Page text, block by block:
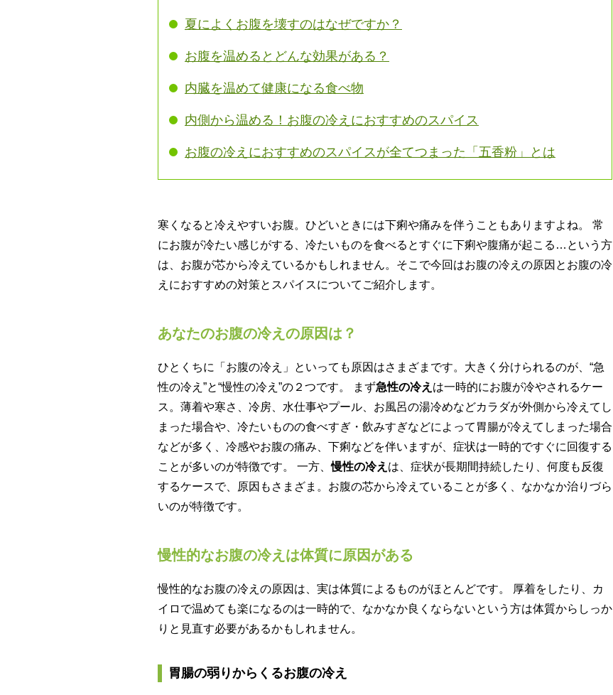
夏によくお腹を壊すのはなぜですか？
お腹を温めるとどんな効果がある？
内臓を温めて健康になる食べ物
内側から温める！お腹の冷えにおすすめのスパイス
お腹の冷えにおすすめのスパイスが全てつまった「五香粉」とは
寒くなると冷えやすいお腹。ひどいときには下痢や痛みを伴うこともありますよね。 常
にお腹が冷たい感じがする、冷たいものを食べるとすぐに下痢や腹痛が起こる…という方
は、お腹が芯から冷えているかもしれません。そこで今回はお腹の冷えの原因とお腹の冷
えにおすすめの対策とスパイスについてご紹介します。
あなたのお腹の冷えの原因は？
ひとくちに「お腹の冷え」といっても原因はさまざまです。大きく分けられるのが、“急
性の冷え”と“慢性の冷え”の２つです。 まず急性の冷え は一時的にお腹が冷やされるケー
ス。薄着や寒さ、冷房、水仕事やプール、お風呂の湯冷めなどカラダが外側から冷えてし
まった場合や、冷たいものの食べすぎ・飲みすぎなどによって胃腸が冷えてしまった場合
などが多く、冷感やお腹の痛み、下痢などを伴いますが、症状は一時的ですぐに回復する
ことが多いのが特徴です。 一方、慢性の冷え は、症状が長期間持続したり、何度も反復
するケースで、原因もさまざま。お腹の芯から冷えていることが多く、なかなか治りづら
いのが特徴です。
慢性的なお腹の冷えは体質に原因がある
慢性的なお腹の冷えの原因は、実は体質によるものがほとんどです。 厚着をしたり、カ
イロで温めても楽になるのは一時的で、なかなか良くならないという方は体質からしっか
りと見直す必要があるかもしれません。
胃腸の弱りからくるお腹の冷え